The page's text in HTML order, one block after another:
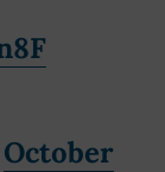
October